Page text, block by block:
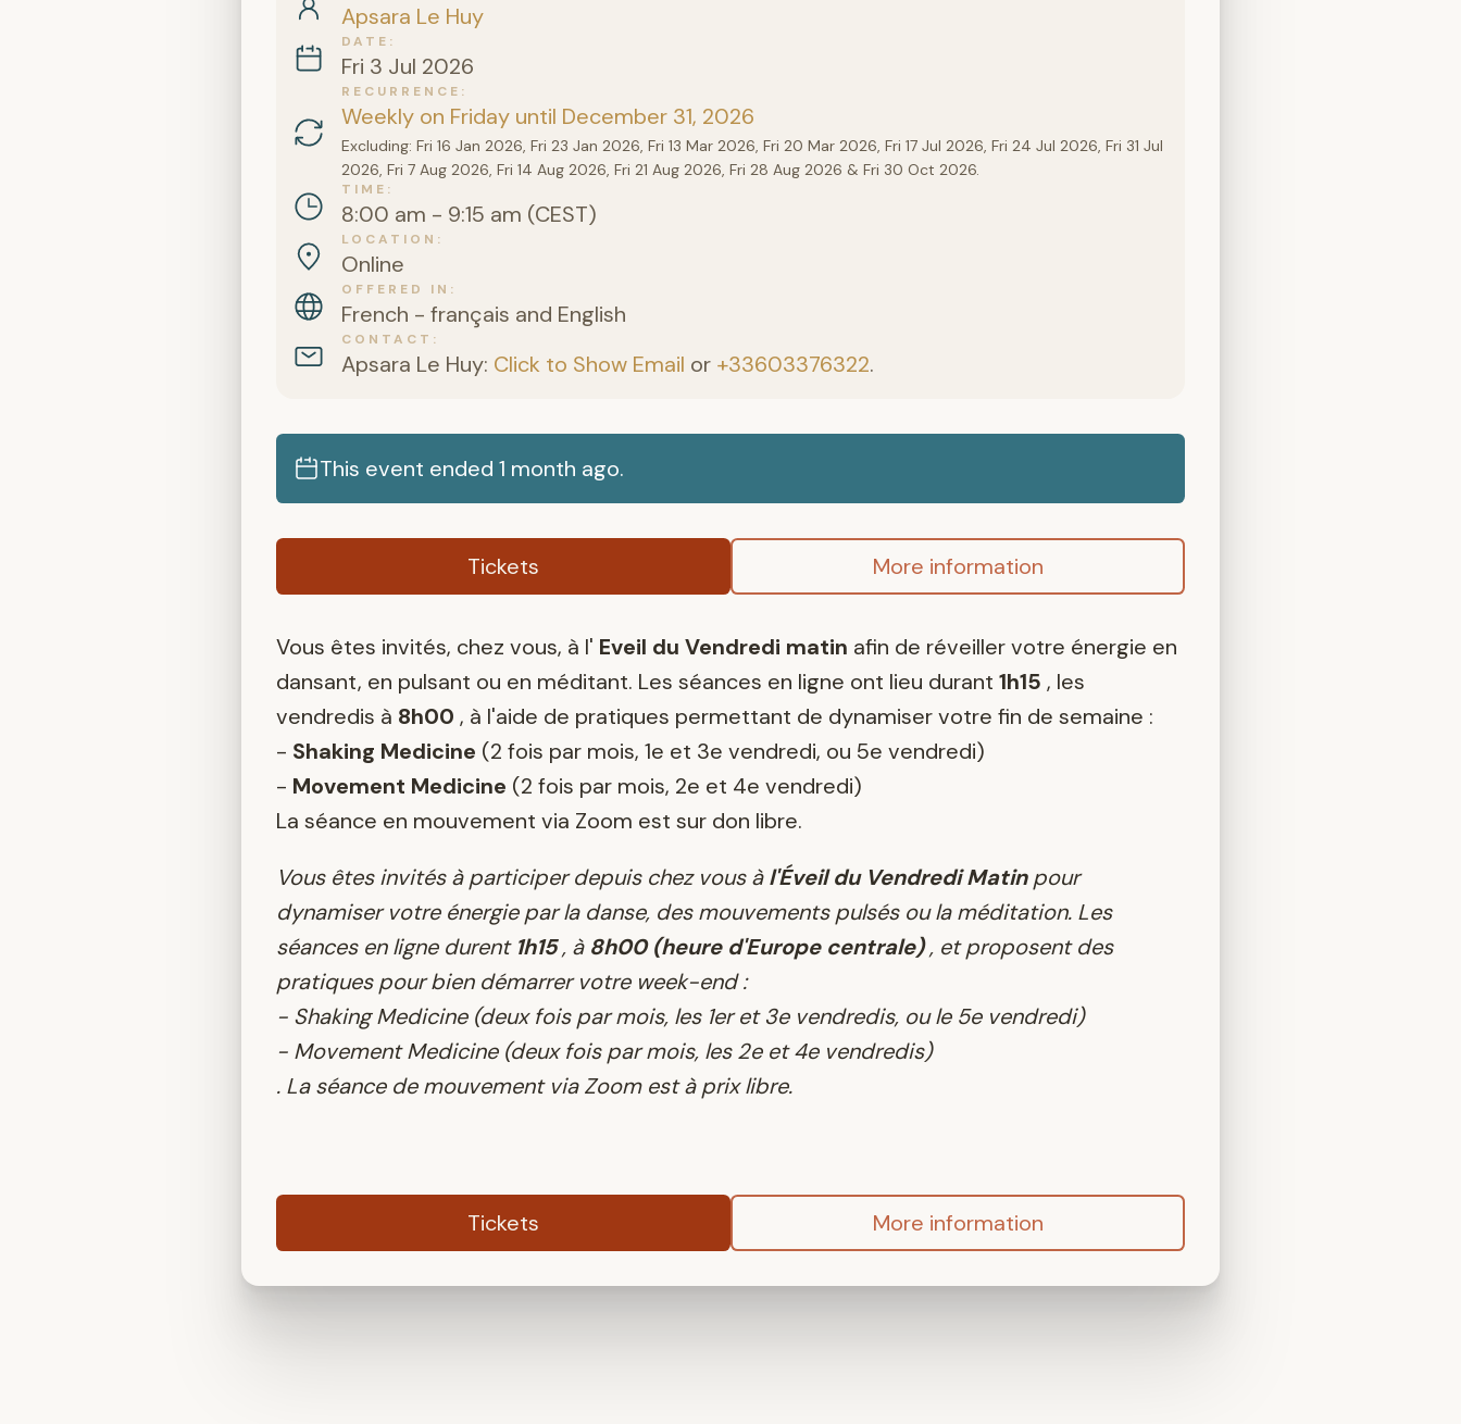
Apsara Le Huy
DATE
Fri 3 Jul 2026
RECURRENCE
Weekly on Friday until December 31, 2026
Excluding: Fri 16 Jan 2026, Fri 23 Jan 2026, Fri 13 Mar 2026, Fri 20 Mar 2026, Fri 17 Jul 2026, Fri 24 Jul 2026, Fri 31 Jul
2026, Fri 7 Aug 2026, Fri 14 Aug 2026, Fri 21 Aug 2026, Fri 28 Aug 2026 & Fri 30 Oct 2026.
TIME
8:00 am - 9:15 am (CEST)
LOCATION
Online
OFFERED IN
French - français and English
CONTACT
Apsara Le Huy: Click to Show Email or +33603376322.
This event ended 1 month ago.
Tickets More information
Vous êtes invités, chez vous, à l' Eveil du Vendredi matin afin de réveiller votre énergie en
dansant, en pulsant ou en méditant. Les séances en ligne ont lieu durant 1h15 , les
vendredis à 8h00 , à l'aide de pratiques permettant de dynamiser votre fin de semaine :
- Shaking Medicine (2 fois par mois, 1e et 3e vendredi, ou 5e vendredi)
- Movement Medicine (2 fois par mois, 2e et 4e vendredi)
La séance en mouvement via Zoom est sur don libre.
Vous êtes invités à participer depuis chez vous àl'Éveil du Vendredi Matinpour
dynamiser votre énergie par la danse, des mouvements pulsés ou la méditation. Les
séances en ligne durent 1h15, à 8h00 (heure d'Europe centrale), et proposent des
pratiques pour bien démarrer votre week-end :
- Shaking Medicine (deux fois par mois, les 1er et 3e vendredis, ou le 5e vendredi)
- Movement Medicine (deux fois par mois, les 2e et 4e vendredis)
. La séance de mouvement via Zoom est à prix libre.
Tickets More information